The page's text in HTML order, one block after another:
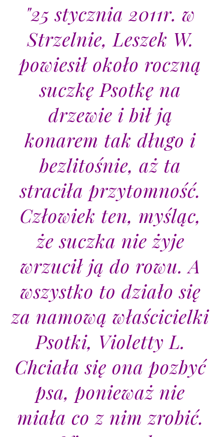
"25 stycznia 2011r. w
Strzelnie, Leszek W.
powiesił około roczną
suczkę Psotkę na
drzewie i bił ją
konarem takdługo i
bezlitośnie, aż ta
straciła przytomność.
Człowiek ten, myśląc,
że suczka nie żyje
wrzucił ją do rowu. A
wszystko to działo się
za namową właścicielki
Psotki, Violetty L.
Chciała się ona pozbyć
psa, ponieważ nie
miała co z nim zrobić.